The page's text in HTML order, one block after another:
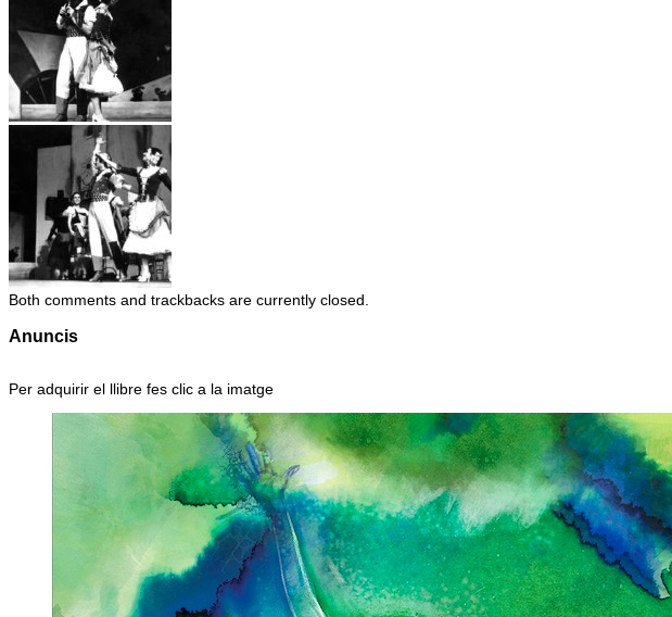
Both comments and trackbacks are currently closed.
Anuncis
Per adquirir el llibre fes clic a la imatge